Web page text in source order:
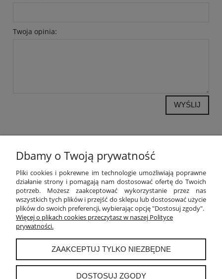
Twoja opinia:
WYŚLIJ
POMOC
MOJE KONTO
PŁATNOŚCI I DOSTAWA
INFORMACJE
O NAS
Dbamy o Twoją prywatność
Pliki cookies i pokrewne im technologie umożliwiają poprawne
działanie strony i pomagają nam dostosować ofertę do Twoich
potrzeb. Możesz zaakceptować wykorzystanie przez nas
wszystkich tych plików i przejść do sklepu lub dostosować użycie
plików do swoich preferencji, wybierając opcję "Dostosuj zgody".
Więcej o plikach cookies przeczytasz w naszej Polityce
prywatności.
ZAAKCEPTUJ TYLKO NIEZBĘDNE
DOSTOSUJ ZGODY